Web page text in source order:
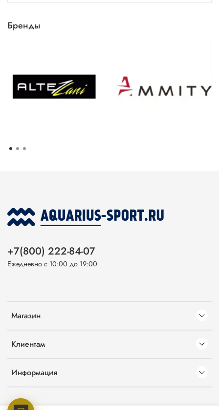
Бренды
Магазин
Клиентам
Информация
+7(800) 222-84-07
Ежедневно с 10:00 до 19:00